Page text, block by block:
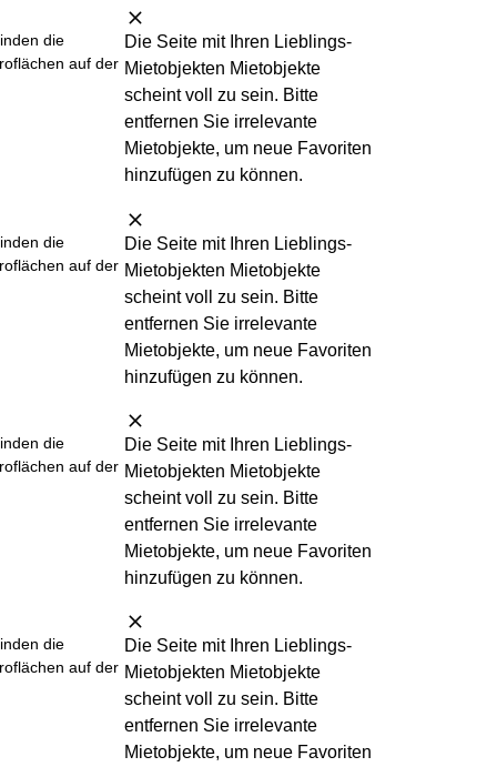
die
auf der
Die Seite mit Ihren Lieblings-
Mietobjekten Mietobjekte
scheintvoll
zu sein. Bitte
entfernen Sie irrelevante
Mietobjekte, um neue Favoriten
hinzufügen zu können.
die
auf der
Die Seite mit Ihren Lieblings-
Mietobjekten Mietobjekte
scheintvoll
zu sein. Bitte
entfernen Sie irrelevante
Mietobjekte, um neue Favoriten
hinzufügen zu können.
die
auf der
Die Seite mit Ihren Lieblings-
Mietobjekten Mietobjekte
scheintvoll
zu sein. Bitte
entfernen Sie irrelevante
Mietobjekte, um neue Favoriten
hinzufügen zu können.
die
auf der
Die Seite mit Ihren Lieblings-
Mietobjekten Mietobjekte
scheintvoll
zu sein. Bitte
entfernen Sie irrelevante
Mietobjekte, um neue Favoriten